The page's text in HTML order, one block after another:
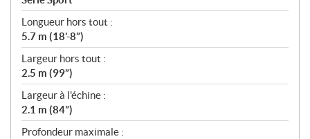
t
i
o
n
s
Longueur hors tout :
5.7 m (18’-8”)
Largeur hors tout :
2.5 m (99”)
Largeur à l'échine :
2.1 m (84”)
Profondeur maximale :